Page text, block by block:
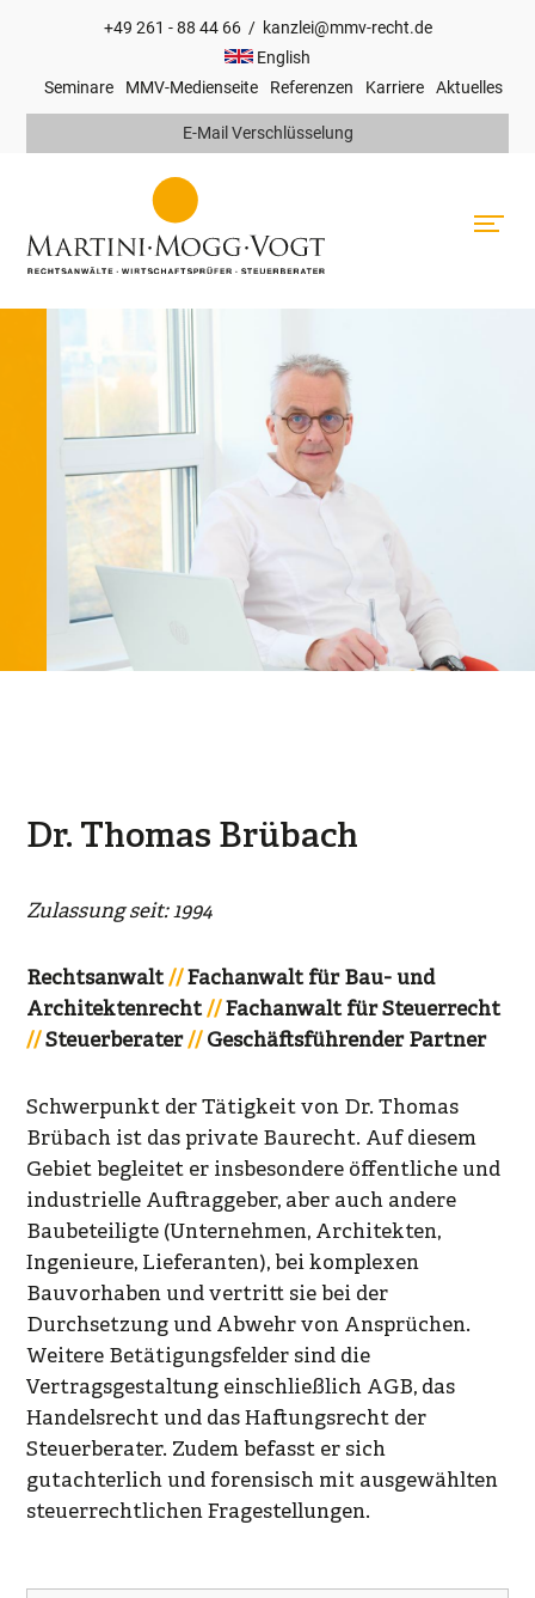
E-Mail Verschlüsselung
+49 261 - 88 44 66/ kanzlei@mmv-recht.de
English
Top
Seminare MMV-Medienseite Referenzen Karriere Aktuelles
Hauptnavigation
Dr. Thomas Brübach
Zulassung seit: 1994
Rechtsanwalt
Fachanwalt für Bau- und
Architektenrecht
Fachanwalt für Steuerrecht
Steuerberater
Geschäftsführender Partner
Schwerpunkt der Tätigkeit von Dr. Thomas
Brübach ist das private Baurecht. Auf diesem
Gebiet begleitet er insbesondere öffentliche und
industrielle Auftraggeber, aber auch andere
Baubeteiligte (Unternehmen, Architekten,
Ingenieure, Lieferanten), bei komplexen
Bauvorhaben und vertritt sie bei der
Durchsetzung und Abwehr von Ansprüchen.
Weitere Betätigungsfelder sind die
Vertragsgestaltung einschließlich AGB, das
Handelsrecht und das Haftungsrecht der
Steuerberater. Zudem befasst er sich
gutachterlich und forensisch mit ausgewählten
steuerrechtlichen Fragestellungen.